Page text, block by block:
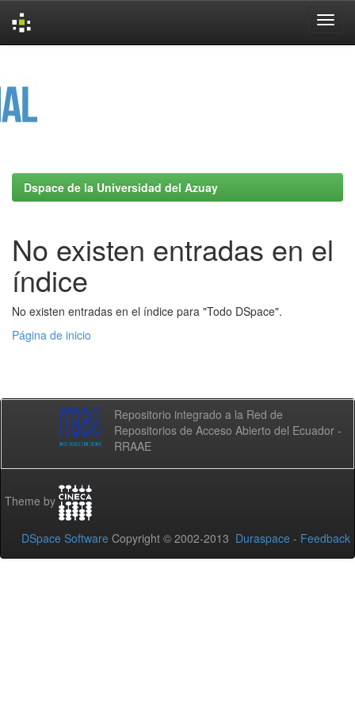
Dspace de la Universidad del Azuay
No existen entradas en el
índice
No existen entradas en el índice para "Todo DSpace".
Página de inicio
Repositorio integrado a la Red de
Repositorios de Acceso Abierto del Ecuador -
RRAAE
Theme by
DSpace Software Copyright © 2002-2013 Duraspace - Feedback